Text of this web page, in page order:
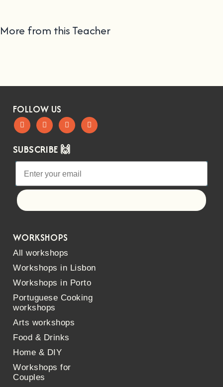
More from this Teacher
FOLLOW US
SUBSCRIBE 🙌
WORKSHOPS
All workshops
Workshops in Lisbon
Workshops in Porto
Portuguese Cooking
workshops
Arts workshops
Food & Drinks
Home & DIY
Workshops for
Couples